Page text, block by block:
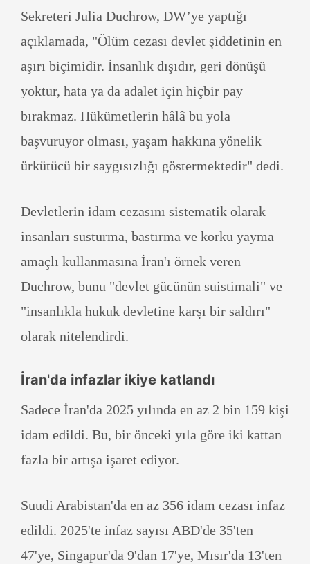
Sekreteri Julia Duchrow, DW’ye yaptığı
açıklamada, "Ölüm cezası devlet şiddetinin en
aşırı biçimidir. İnsanlık dışıdır, geri dönüşü
yoktur, hata ya da adalet için hiçbir pay
bırakmaz. Hükümetlerin hâlâ bu yola
başvuruyor olması, yaşam hakkına yönelik
ürkütücü bir saygısızlığı göstermektedir" dedi.
Devletlerin idam cezasını sistematik olarak
insanları susturma, bastırma ve korku yayma
amaçlı kullanmasına İran'ı örnek veren
Duchrow, bunu "devlet gücünün suistimali" ve
"insanlıkla hukuk devletine karşı bir saldırı"
olarak nitelendirdi.
İran'da infazlar ikiye katlandı
Sadece İran'da 2025 yılında en az 2 bin 159 kişi
idam edildi. Bu, bir önceki yıla göre iki kattan
fazla bir artışa işaret ediyor.
Suudi Arabistan'da en az 356 idam cezası infaz
edildi. 2025'te infaz sayısı ABD'de 35'ten
47'ye, Singapur'da 9'dan 17'ye, Mısır'da 13'ten